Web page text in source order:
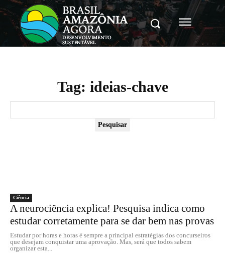
Tag: ideias-chave
Pesquisar
Ciência
A neurociência explica! Pesquisa indica como
estudar corretamente para se dar bem nas provas
Estudar por horas e horas é sempre a principal estratégias dos concurseiros
que desejam conquistar uma aprovação. Mas, será que todos sabem
organizar esta...